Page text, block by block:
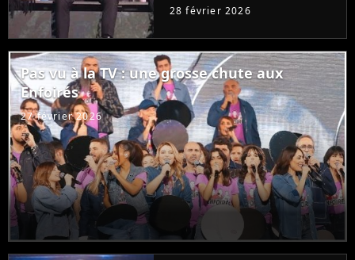
Enfoirés". Après une
la troupe a-t-elle signé
un succès d'audience ?
Tous les chiffres sur
Purecharts !
28 février 2026
Pas vu à la TV : une grosse chute aux
Enfoirés
27 février 2026